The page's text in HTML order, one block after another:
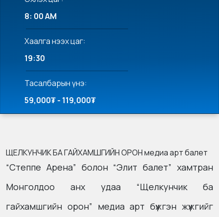
8: 00 AM
Хаалга нээх цаг:
19:30
Тасалбарын үнэ:
59,000₮ - 119,000₮
ЩЕЛКУНЧИК БА ГАЙХАМШГИЙН ОРОН медиа арт балет
“Степпе Арена” болон “Элит балет” хамтран
Монголдоо анх удаа “Щелкунчик ба
гайхамшгийн орон” медиа арт бүжгэн жүжгийг